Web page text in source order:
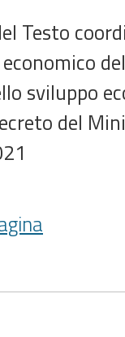
Testo
sviluppo
del